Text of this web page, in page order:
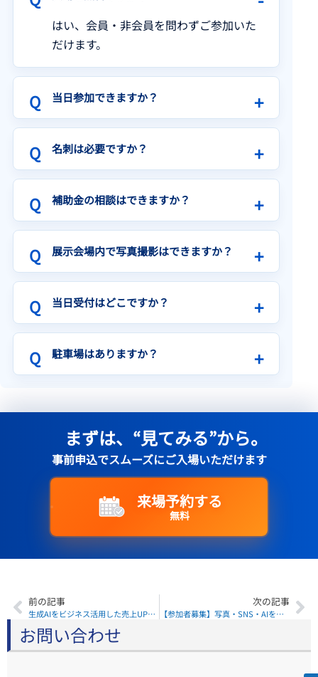
はい、会員・非会員を問わずご参加いた
だけます。
当日参加できますか？
名刺は必要ですか？
補助金の相談はできますか？
展示会場内で写真撮影はできますか？
当日受付はどこですか？
駐車場はありますか？
まずは、 “見てみる”から。
事前申込でスムーズにご入場いただけます
来場予約する
無料
前の記事
生成AIをビジネス活用した売上UPセミナーのご案内
次の記事
【参加者募集】写真・SNS・AIを実践で学ぶ！ITを活用した販路開拓セミナー3講座
お問い合わせ